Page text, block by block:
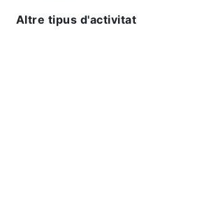
Altre tipus d'activitat